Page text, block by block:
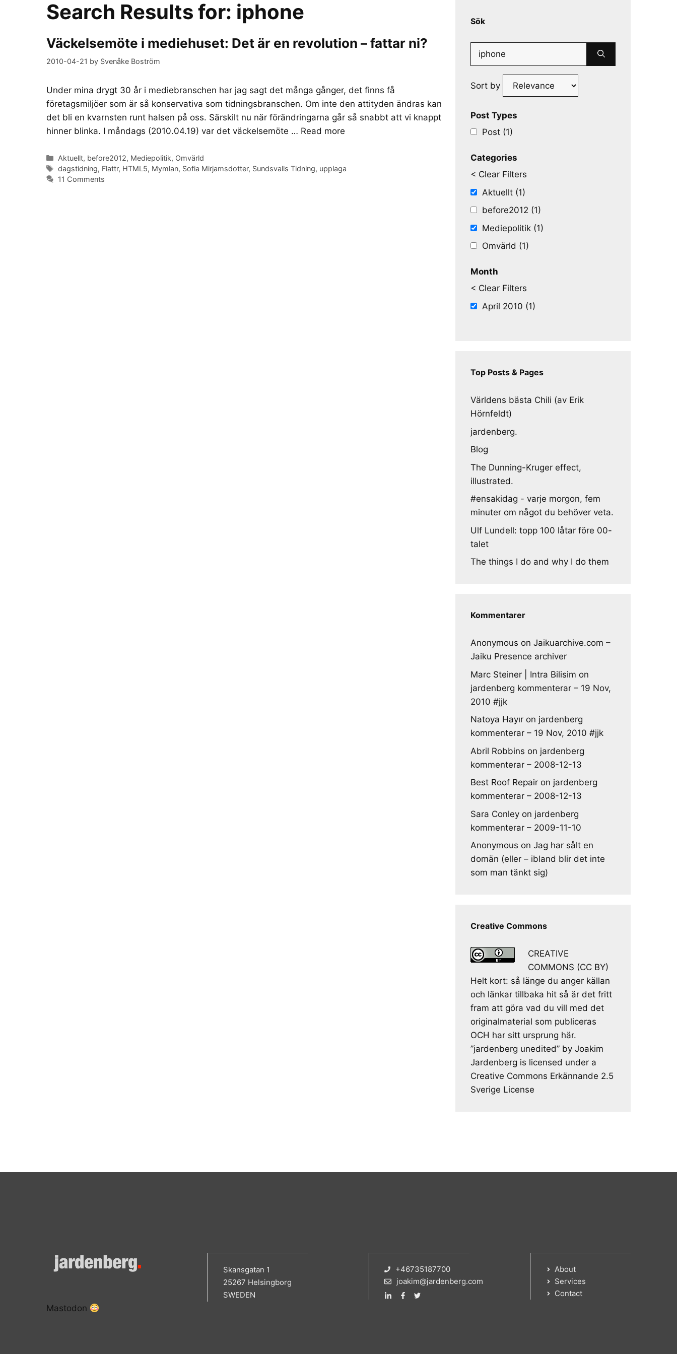
Search Results for: iphone
Väckelsemöte i mediehuset: Det är en revolution – fattar ni?
2010-04-21 by Svenåke Boström
Under mina drygt 30 år i mediebranschen har jag sagt det många gånger, det finns få
företagsmiljöer som är så konservativa som tidningsbranschen. Om inte den attityden ändras kan
det bli en kvarnsten runt halsen på oss. Särskilt nu när förändringarna går så snabbt att vi knappt
hinner blinka. I måndags (2010.04.19) var det väckelsemöte … Read more
Categories
Aktuellt, before2012, Mediepolitik, Omvärld
Tags
dagstidning, Flattr, HTML5, Mymlan, Sofia Mirjamsdotter, Sundsvalls Tidning, upplaga
11 Comments
Sök
Search
for:
Sort by
Post Types
Post (1)
Categories
< Clear Filters
Aktuellt (1)
before2012 (1)
Mediepolitik (1)
Omvärld (1)
Month
< Clear Filters
April 2010 (1)
Top Posts & Pages
Världens bästa Chili (av Erik
Hörnfeldt)
jardenberg.
Blog
The Dunning-Kruger effect,
illustrated.
#ensakidag - varje morgon, fem
minuter om något du behöver veta.
Ulf Lundell: topp 100 låtar före 00-
talet
The things I do and why I do them
Kommentarer
Anonymous on Jaikuarchive.com –
Jaiku Presence archiver
Marc Steiner | Intra Bilisim on
jardenberg kommenterar – 19 Nov,
2010 #jjk
Natoya Hayır on jardenberg
kommenterar – 19 Nov, 2010 #jjk
Abril Robbins on jardenberg
kommenterar – 2008-12-13
Best Roof Repair on jardenberg
kommenterar – 2008-12-13
Sara Conley on jardenberg
kommenterar – 2009-11-10
Anonymous on Jag har sålt en
domän (eller – ibland blir det inte
som man tänkt sig)
Creative Commons
CREATIVE
COMMONS (CC BY)
Helt kort: så länge du anger källan
och länkar tillbaka hit så är det fritt
fram att göra vad du vill med det
originalmaterial som publiceras
OCH har sitt ursprung här.
”jardenberg unedited” by Joakim
Jardenberg is licensed under a
Creative Commons Erkännande 2.5
Sverige License
Skansgatan 1
25267 Helsingborg
SWEDEN
+46735187700
joakim@jardenberg.com
About
Services
Contact
Mastodon